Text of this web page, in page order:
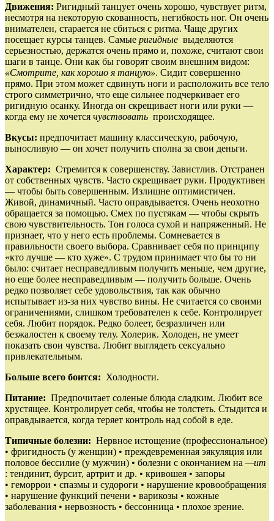
Движения: Ригидный танцует очень хорошо, чувствует ритм,
несмотря на некоторую скованность, негибкость ног. Он очень
внимателен, старается не сбиться с ритма. Чаще других
посещает курсы танцев. Самые ригидные выделяются
серьезностью, держатся очень прямо и, похоже, считают свои
шаги в танце. Они как бы говорят своим внешним видом:
«Смотрите, как хорошо я танцую». Сидит совершенно
прямо. При этом может сдвинуть ноги и расположить все тело
строго симметрично, что еще сильнее подчеркивает его
ригидную осанку. Иногда он скрещивает ноги или руки —
когда ему не хочется чувствовать происходящее.
Вкусы: предпочитает машину классическую, рабочую,
выносливую — он хочет получить сполна за свои деньги.
Характер: Стремится к совершенству. Завистлив. Отстранен
от собственных чувств. Часто скрещивает руки. Продуктивен
— чтобы быть совершенным. Излишне оптимистичен.
Живой, динамичный. Часто оправдывается. Очень неохотно
обращается за помощью. Смех по пустякам — чтобы скрыть
свою чувствительность. Тон голоса сухой и напряженный. Не
признает, что у него есть проблемы. Сомневается в
правильности своего выбора. Сравнивает себя по принципу
«кто лучше — кто хуже». С трудом принимает что бы то ни
было: считает несправедливым получить меньше, чем другие,
но еще более несправедливым — получить больше. Очень
редко позволяет себе удовольствия, так как обычно
испытывает из‑за них чувство вины. Не считается со своими
ограничениями, слишком требователен к себе. Контролирует
себя. Любит порядок. Редко болеет, безразличен или
безжалостен к своему телу. Холерик. Холоден, не умеет
показать свои чувства. Любит выглядеть сексуально
привлекательным.
Больше всего боится: Холодности.
Питание: Предпочитает соленые блюда сладким. Любит все
хрустящее. Контролирует себя, чтобы не толстеть. Стыдится и
оправдывается, когда теряет контроль над собой в еде.
Типичные болезни: Нервное истощение (профессиональное)
• фригидность (у женщин) • преждевременная эякуляция или
половое бессилие (у мужчин) • болезни с окончанием на —ит
: тендинит, бурсит, артрит и др. • кривошея • запоры
• геморрои • спазмы и судороги • нарушение кровообращения
• нарушение функций печени • варикозы • кожные
заболевания • нервозность • бессонница • плохое зрение.